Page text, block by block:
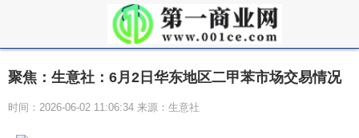
聚焦：生意社：6月2日华东地区二甲苯市场交易情况
时间：2026-06-02 11:06:34 来源：生意社